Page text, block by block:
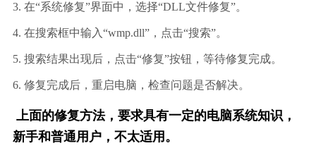
3. 在“系统修复”界面中，选择“DLL文件修复”。
4. 在搜索框中输入“wmp.dll”，点击“搜索”。
5. 搜索结果出现后，点击“修复”按钮，等待修复完成。
6. 修复完成后，重启电脑，检查问题是否解决。
上面的修复方法，要求具有一定的电脑系统知识，
新手和普通用户，不太适用。